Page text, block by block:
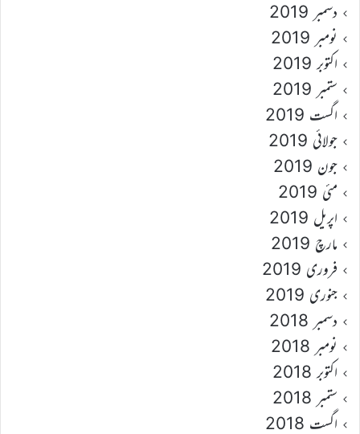
دسمبر 2019
نومبر 2019
اکتوبر 2019
ستمبر 2019
اگست 2019
جولائی 2019
جون 2019
مئی 2019
اپریل 2019
مارچ 2019
فروری 2019
جنوری 2019
دسمبر 2018
نومبر 2018
اکتوبر 2018
ستمبر 2018
اگست 2018